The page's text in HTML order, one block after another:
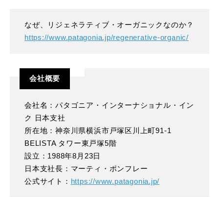
なぜ、リジェネラティブ・オーガニックなのか？
https://www.patagonia.jp/regenerative-organic/
会社概要
会社名：パタゴニア・インターナショナル・イン
ク 日本支社
所在地：神奈川県横浜市戸塚区川上町91-1
BELISTA タワー東戸塚5階
設立：1988年8月23日
日本支社長：マーティ・ポンフレー
公式サイト： https://www.patagonia.jp/